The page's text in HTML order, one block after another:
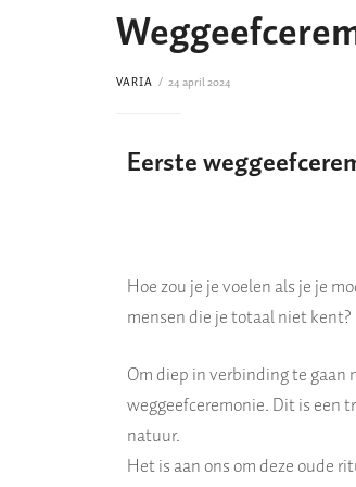
VARIA 24 april 2024
Eerste
Hoe zou je je voelen als je je
mensen die je totaal niet kent?
Om diep in verbinding te gaan
weggeefceremonie. Dit is een
natuur.
Het is aan ons om deze oude